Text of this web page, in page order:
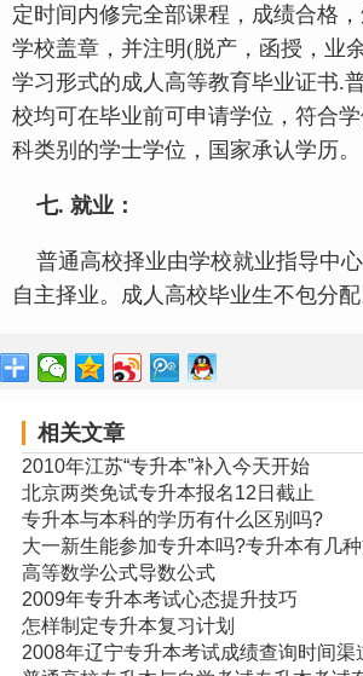
定时间内修完全部课程，成绩合格
学校盖章，并注明(脱产，函授，业
学习形式的成人高等教育毕业证书.
校均可在毕业前可申请学位，符合
科类别的学士学位，国家承认学历
七. 就业：
普通高校择业由学校就业指导中
自主择业。成人高校毕业生不包分配
相关文章
2010年江苏“专升本”补入今天开始
北京两类免试专升本报名12日截止
专升本与本科的学历有什么区别吗?
大一新生能参加专升本吗?专升本有几
高等数学公式导数公式
2009年专升本考试心态提升技巧
怎样制定专升本复习计划
2008年辽宁专升本考试成绩查询时间渠